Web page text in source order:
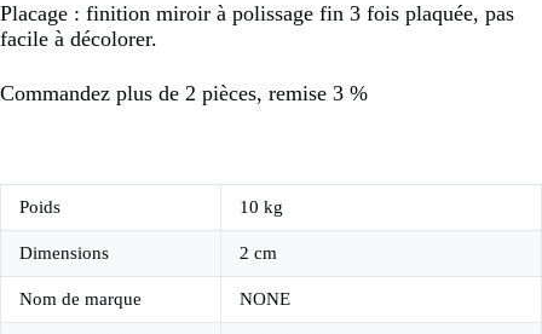
Placage : finition miroir à polissage fin 3 fois plaquée, pas
facile à décolorer.
Commandez plus de 2 pièces, remise 3 %
Poids 10 kg
Dimensions 2 cm
Nom de marque NONE